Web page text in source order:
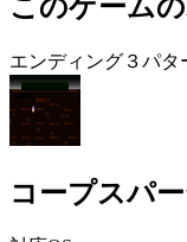
このゲーム
エンディング３パタ
コープスパ